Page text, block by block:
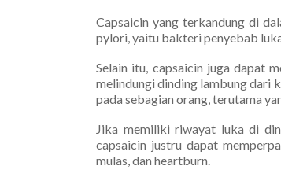
Capsaicin yang terkandung di
pylori, yaitu bakteri penyebab
Selain itu, capsaicin juga dapat
melindungi dinding lambung dari
pada sebagian orang, terutama
Jika memiliki riwayat luka di
capsaicin justru dapat
mulas, dan heartburn.